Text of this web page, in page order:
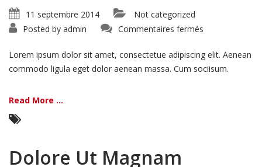
11 septembre 2014
Not categorized
Posted by admin Commentaires fermés
Odit
Lorem ipsum dolor sit amet, consectetue adipiscing elit. Aenean
commodo ligula eget dolor aenean massa. Cum sociisum.
Read More ...
Dolore Ut Magnam